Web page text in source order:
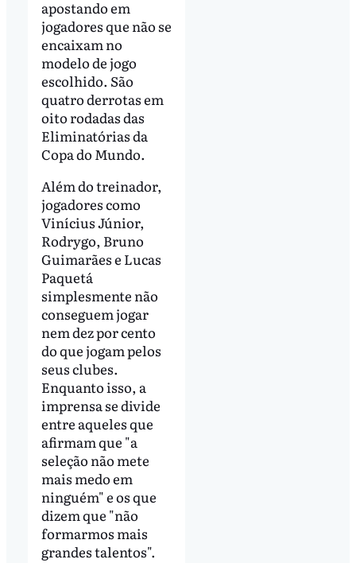
apostando em
jogadores que não se
encaixam no
modelo de jogo
escolhido. São
quatro derrotas em
oito rodadas das
Eliminatórias da
Copa do Mundo.
Além do treinador,
jogadores como
Vinícius Júnior,
Rodrygo, Bruno
Guimarães e Lucas
Paquetá
simplesmente não
conseguem jogar
nem dez por cento
do que jogam pelos
seus clubes.
Enquanto isso, a
imprensa se divide
entre aqueles que
afirmam que "a
seleção não mete
mais medo em
ninguém" e os que
dizem que "não
formarmos mais
grandes talentos".